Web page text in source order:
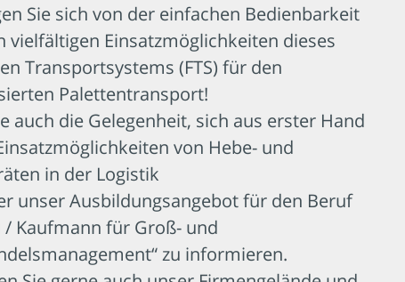
Sie sich von der einfachen Bedienbarkeit
vielfältigen Einsatzmöglichkeiten dieses
Transportsystems (FTS) für den
Palettentransport!
auch die Gelegenheit, sich aus erster Hand
von Hebe- und
in der Logistik
unser Ausbildungsangebot für den Beruf
/ Kaufmann für Groß- und
zu informieren.